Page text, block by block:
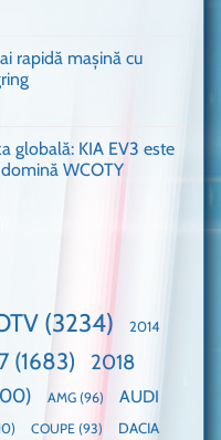
rapidă mașină cu
globală: KIA EV3 este
WCOTY
(3234) 2014
(1683)
2018
AMG (96)
AUDI
COUPE (93)
DACIA